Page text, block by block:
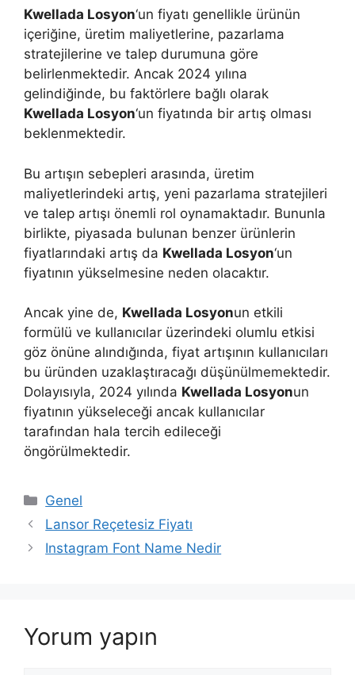
Kwellada Losyon‘un fiyatı genellikle ürünün
içeriğine, üretim maliyetlerine, pazarlama
stratejilerine ve talep durumuna göre
belirlenmektedir. Ancak 2024 yılına
gelindiğinde, bu faktörlere bağlı olarak
Kwellada Losyon‘un fiyatında bir artış olması
beklenmektedir.
Bu artışın sebepleri arasında, üretim
maliyetlerindeki artış, yeni pazarlama stratejileri
ve talep artışı önemli rol oynamaktadır. Bununla
birlikte, piyasada bulunan benzer ürünlerin
fiyatlarındaki artış da Kwellada Losyon‘un
fiyatının yükselmesine neden olacaktır.
Ancak yine de, Kwellada Losyonun etkili
formülü ve kullanıcılar üzerindeki olumlu etkisi
göz önüne alındığında, fiyat artışının kullanıcıları
bu üründen uzaklaştıracağı düşünülmemektedir.
Dolayısıyla, 2024 yılında Kwellada Losyonun
fiyatının yükseleceği ancak kullanıcılar
tarafından hala tercih edileceği
öngörülmektedir.
Kategoriler
Genel
Lansor Reçetesiz Fiyatı
Instagram Font Name Nedir
Yorum yapın